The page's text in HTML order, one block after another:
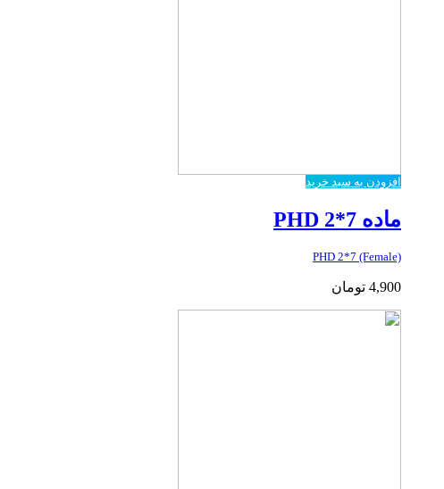
افزودن به سبد خرید
ماده PHD 2*7
PHD 2*7 (Female)
4,900 تومان